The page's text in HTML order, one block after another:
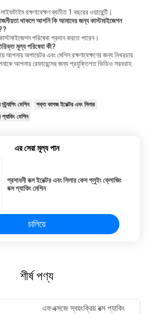
রক্ষণাবেক্ষণ ব্যতীত 1 বছরের ওয়ারেন্টি।
থাকলে আপনি কি আমাদের জন্য কাস্টমাইজেশন
?
পরিষেবা প্রদান করতে পারেন।
মূল্য পরিষেবা কী?
আপনার অপারেটর এবং মেশিন রক্ষণাবেক্ষণের জন্য নিখরচায়
আপনার রেফারেন্সের জন্য প্রযুক্তিগত ভিডিও সরবরাহ
মেশিন
শক্ত কাগজ ইরেক্টর এবং সিলার
মেশিন
এর সেরা মূল্য পান
প্রসাধনী বক্স ইরেক্টর এবং সিলার কেস গ্লুইং ক্লোজিং
বক্স প্যাকিং মেশিন
চালিয়ে
শীর্ষ পণ্য
এফএক্সজে স্বয়ংক্রিয় বক্স প্যাকিং